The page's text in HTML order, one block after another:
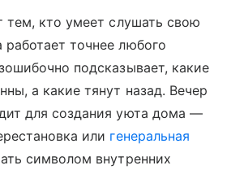
тем, кто умеет слушать свою
точнее любого
подсказывает, какие
а какие тянут назад. Вечер
для создания уюта дома —
или генеральная
символом внутренних